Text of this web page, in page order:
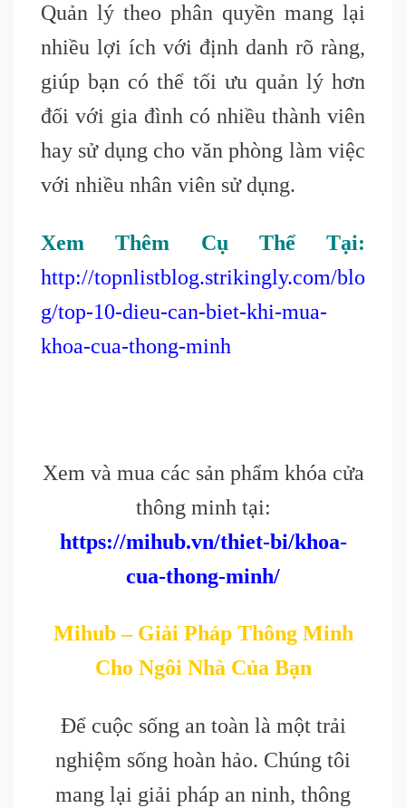
Quản lý theo phân quyền mang lại
nhiều lợi ích với định danh rõ ràng,
giúp bạn có thể tối ưu quản lý hơn
đối với gia đình có nhiều thành viên
hay sử dụng cho văn phòng làm việc
với nhiều nhân viên sử dụng.
Xem Thêm Cụ Thể Tại:
http://topnlistblog.strikingly.com/blo
g/top-10-dieu-can-biet-khi-mua-
khoa-cua-thong-minh
Xem và mua các sản phẩm khóa cửa
thông minh tại:
https://mihub.vn/thiet-bi/khoa-
cua-thong-minh/
Mihub – Giải Pháp Thông Minh
Cho Ngôi Nhà Của Bạn
Để cuộc sống an toàn là một trải
nghiệm sống hoàn hảo. Chúng tôi
mang lại giải pháp an ninh, thông